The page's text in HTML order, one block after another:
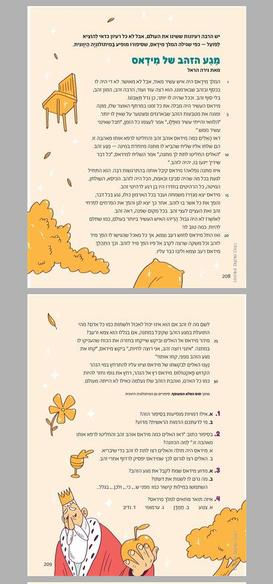
מגע הזהב של מידאס, עמ' 211-208 ... 0